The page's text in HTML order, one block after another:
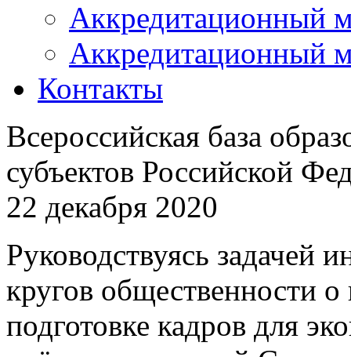
Аккредитационный
Аккредитационный
Контакты
Всероссийская база
субъектов Российской
22 декабря 2020
Руководствуясь задачей
кругов общественности
подготовке кадров для